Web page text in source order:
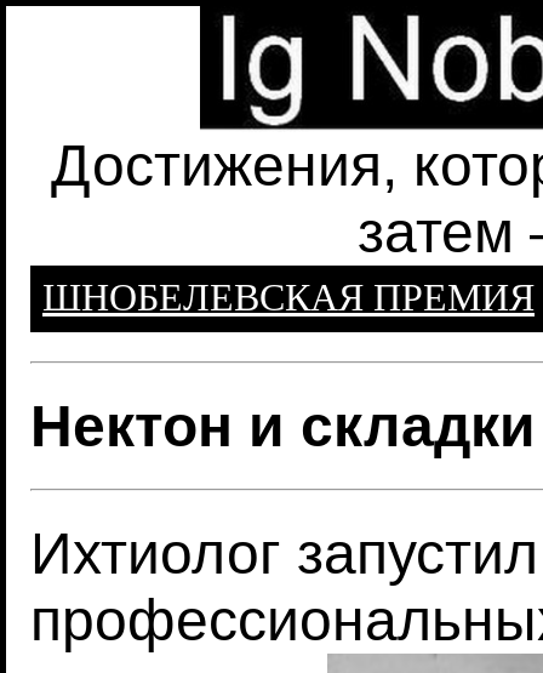
Достижения,
затем
ШНОБЕЛЕВСКАЯ ПРЕМИЯ
Нектон и
Ихтиолог